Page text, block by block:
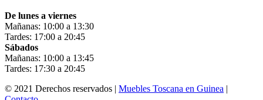
De lunes a viernes
Mañanas: 10:00 a 13:30
Tardes: 17:00 a 20:45
Sábados
Mañanas: 10:00 a 13:45
Tardes: 17:30 a 20:45
© 2021 Derechos reservados | Muebles Toscana en Guinea |